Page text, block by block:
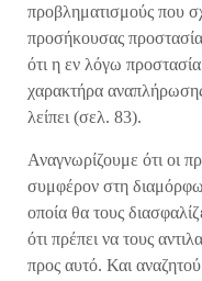
προβληματισμούς που
προσήκουσας
ότι η εν λόγω
χαρακτήρα
λείπει (σελ. 83).
Αναγνωρίζουμε ότι οι
συμφέρον στη
οποία θα τους
ότι πρέπει να τους
προς αυτό. Και